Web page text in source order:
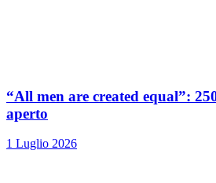
“All men are created equal”:
aperto
1 Luglio 2026